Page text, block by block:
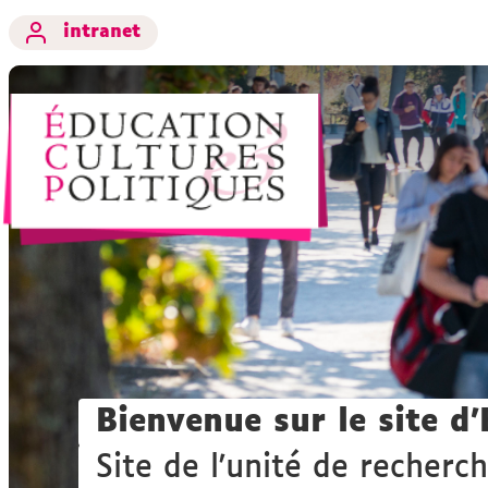
intranet
Bienvenue sur le site
Site de l'unité de